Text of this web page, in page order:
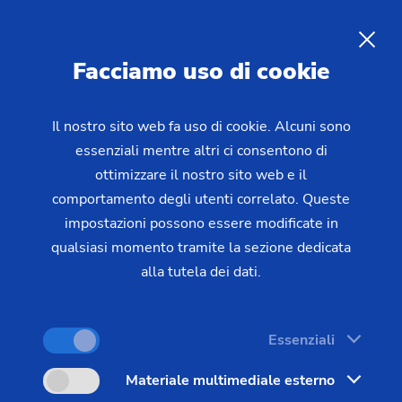
orizzontali di EMAG
EMAG è un fornitore conosciuto di tecnologie di
elevata qualità per la produzione ad alta efficienza
di ingranaggi. Sia che si tratti di tecnologia della
dentatura a creatore all'avanguardia, sia di
macchine idonee alla smussatura e sbavatura,
Con queste dentatrici a creatore è possibile far
fronte a tutti i compiti di dentatura. Nella gamma
Facciamo uso di cookie
Il nostro sito web fa uso di cookie. Alcuni sono
essenziali mentre altri ci consentono di
ottimizzare il nostro sito web e il
comportamento degli utenti correlato. Queste
impostazioni possono essere modificate in
qualsiasi momento tramite la sezione dedicata
alla tutela dei dati.
Essenziali
Materiale multimediale esterno